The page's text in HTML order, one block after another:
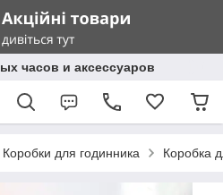
часов и аксессуаров
Коробки для годинника Коробка